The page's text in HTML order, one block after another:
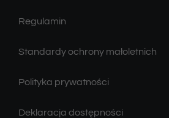
Regulamin
Standardy ochrony małoletnich
Polityka prywatności
Deklaracja dostępności